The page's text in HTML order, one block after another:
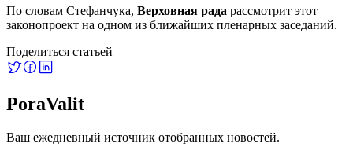
По словам Стефанчука, Верховная рада рассмотрит этот
законопроект на одном из ближайших пленарных заседаний.
Поделиться статьей
PoraValit
Ваш ежедневный источник отобранных новостей.